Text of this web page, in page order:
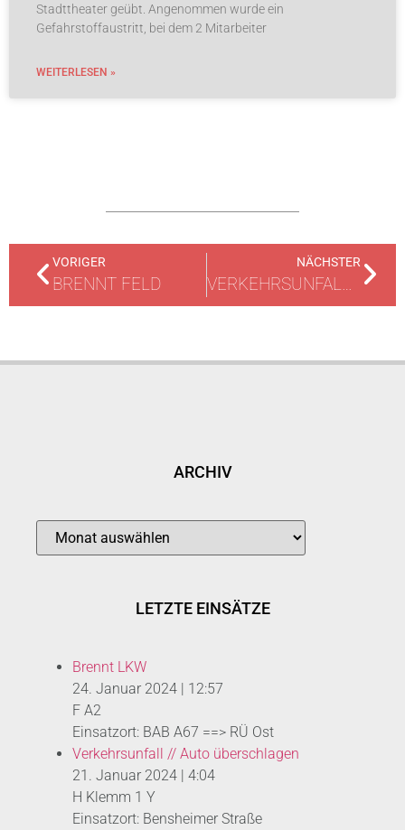
Stadttheater geübt. Angenommen wurde ein
Gefahrstoffaustritt, bei dem 2 Mitarbeiter
WEITERLESEN »
VORIGER
BRENNT FELD
NÄCHSTER
VERKEHRSUNFALL / UMGEKIPPTER WOHNWAGEN
ARCHIV
LETZTE EINSÄTZE
Brennt LKW
24. Januar 2024
12:57
F A2
Einsatzort: BAB A67 ==> RÜ Ost
Verkehrsunfall // Auto überschlagen
21. Januar 2024
4:04
H Klemm 1 Y
Einsatzort: Bensheimer Straße